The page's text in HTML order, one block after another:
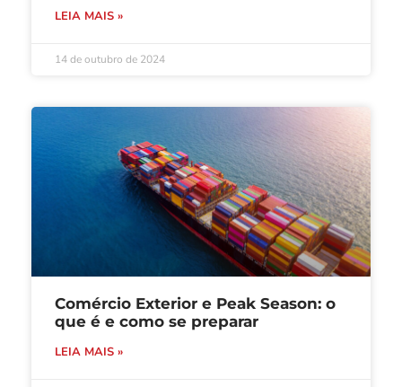
LEIA MAIS »
14 de outubro de 2024
Comércio Exterior e Peak Season: o
que é e como se preparar
LEIA MAIS »